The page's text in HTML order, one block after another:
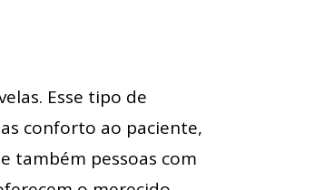
Esse tipo de
conforto ao paciente,
também pessoas com